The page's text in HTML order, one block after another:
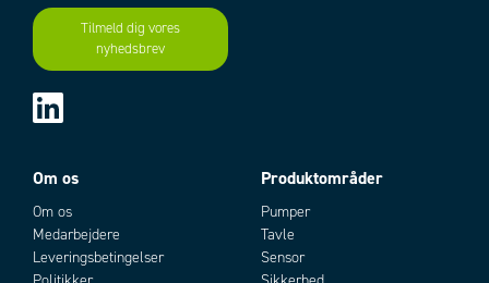
Tilmeld dig vores
nyhedsbrev
Om os
Om os
Medarbejdere
Leveringsbetingelser
Produktområder
Pumper
Tavle
Sensor